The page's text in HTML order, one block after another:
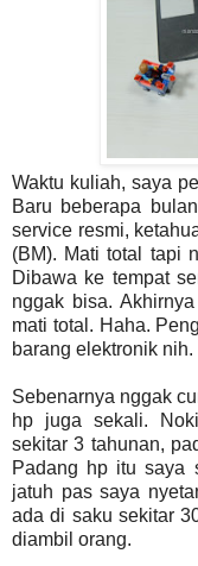
Waktu kuliah, saya
Baru beberapa
service resmi,
(BM). Mati total tapi
Dibawa ke tempat
nggak bisa.
mati total. Haha.
barang elektronik nih.
Sebenarnya nggak
hp juga sekali.
sekitar 3 tahunan,
Padang hp itu saya
jatuh pas saya
ada di saku sekitar
diambil orang.